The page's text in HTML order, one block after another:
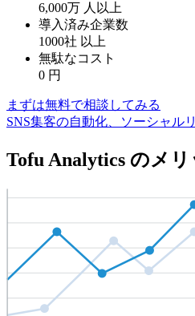
6,000万 人以上
導入済み企業数
1000社 以上
無駄なコスト
0 円
まずは無料で相談してみる
SNS集客の自動化、ソーシャル
Tofu Analytics のメリ